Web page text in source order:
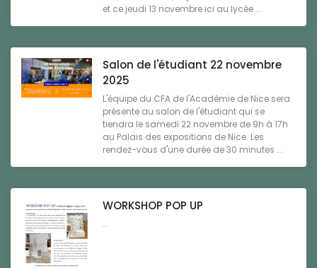
et ce jeudi 13 novembre ici au lycée ...
Salon de l'étudiant 22 novembre
2025
L'équipe du CFA de l'Académie de Nice sera
présente au salon de l'étudiant qui se
tiendra le samedi 22 novembre de 9h à 17h
au Palais des expositions de Nice. Les
rendez-vous d'une durée de 30 minutes ...
WORKSHOP POP UP
...